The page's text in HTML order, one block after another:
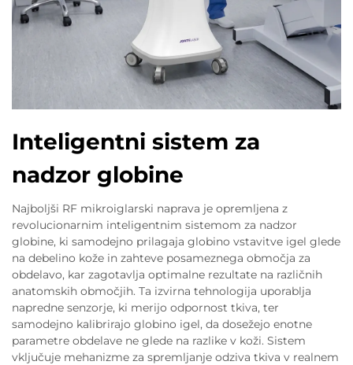
Inteligentni sistem za
nadzor globine
Najboljši RF mikroiglarski naprava je opremljena z
revolucionarnim inteligentnim sistemom za nadzor
globine, ki samodejno prilagaja globino vstavitve igel glede
na debelino kože in zahteve posameznega območja za
obdelavo, kar zagotavlja optimalne rezultate na različnih
anatomskih območjih. Ta izvirna tehnologija uporablja
napredne senzorje, ki merijo odpornost tkiva, ter
samodejno kalibrirajo globino igel, da dosežejo enotne
parametre obdelave ne glede na razlike v koži. Sistem
vključuje mehanizme za spremljanje odziva tkiva v realnem